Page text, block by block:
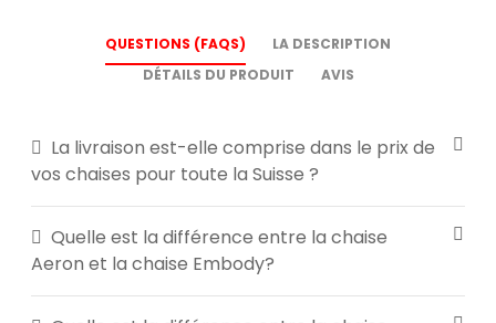
QUESTIONS (FAQS)
LA DESCRIPTION
DÉTAILS DU PRODUIT
AVIS
La livraison est-elle comprise dans le prix de
vos chaises pour toute la Suisse ?
Quelle est la différence entre la chaise
Aeron et la chaise Embody?